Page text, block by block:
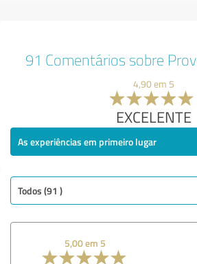
91 Comentários sobre
4,90 em 5
EXCELENTE
As experiências em primeiro lugar
Todos (91 )
5,00 em 5